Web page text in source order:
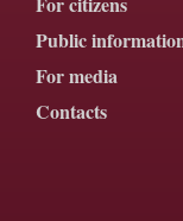
Public
For media
Contacts